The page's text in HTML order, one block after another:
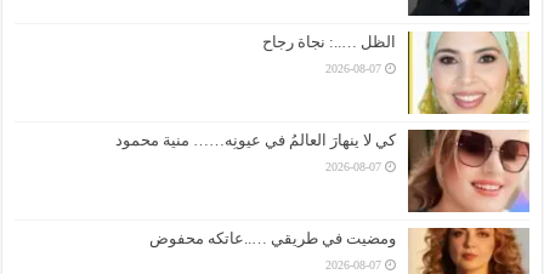
الظل …..: نجاة رجاح
2026-08-07
كي لا ينهارَ العالمُ في عيونِه…… منية محمود
2026-08-07
ومضيت في طريقي …..عاتكه محفوض
2026-08-07